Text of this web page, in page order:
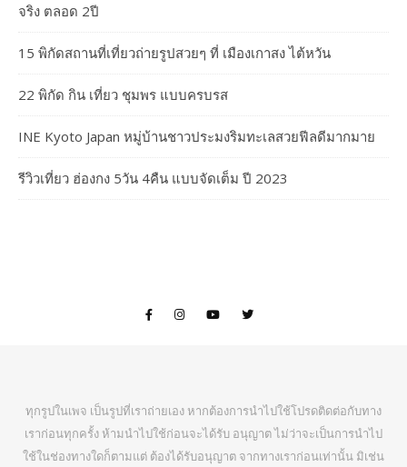
จริง ตลอด 2ปี
15 พิกัดสถานที่เที่ยวถ่ายรูปสวยๆ ที่ เมืองเกาสง ไต้หวัน
22 พิกัด กิน เที่ยว ชุมพร แบบครบรส
INE Kyoto Japan หมู่บ้านชาวประมงริมทะเลสวยฟีลดีมากมาย
รีวิวเที่ยว ฮ่องกง 5วัน 4คืน แบบจัดเต็ม ปี 2023
ทุกรูปในเพจ เป็นรูปที่เราถ่ายเอง หากต้องการนำไปใช้โปรดติดต่อกับทาง
เราก่อนทุกครั้ง ห้ามนำไปใช้ก่อนจะได้รับ อนุญาต ไม่ว่าจะเป็นการนำไป
ใช้ในช่องทางใดก็ตามแต่ ต้องได้รับอนุญาต จากทางเราก่อนเท่านั้น มิเช่น